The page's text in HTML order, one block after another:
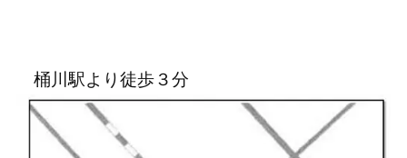
桶川駅より徒歩３分